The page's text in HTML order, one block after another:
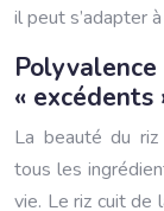
il peut s’adapter
« excédents
La beauté du
tous les
vie. Le riz cuit de